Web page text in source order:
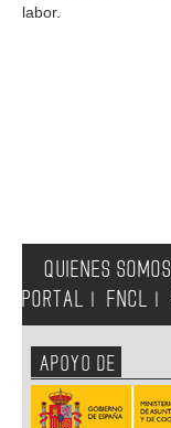
labor.
QUIENES SOMOS
PORTAL
FNCL
APOYO DE